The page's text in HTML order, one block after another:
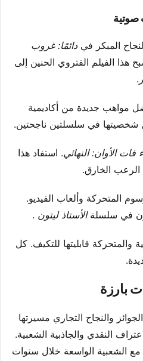
صوتية
المبكر في دائمًا: غروب
هذا الفيلم الفتروي الحنين إلى
مواهب جديدة من أكاديمية
شخصيتها في سلسلتين ناجحتين.
فات الأوان: النهائي. استفاد هذا
الخارق.
المتحركة وألعاب الفيديو.
في سلسلةالأستاذ ليتون .
والمتحركة قابليتها للتكيف. كل
بارزة
بنيت الجوائز والنجاح التجاري مسيرتها
النقدي والجاذبية الشعبية.
مع الشعبية الواسعة خلال سنوات